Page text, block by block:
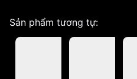
Sản phẩm tương tự: